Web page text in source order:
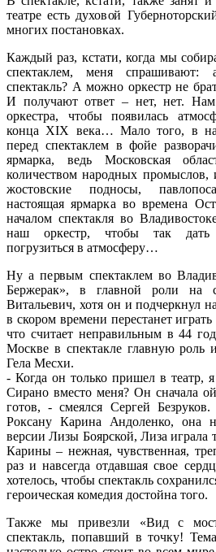
театре есть духовой
многих постановках.
Каждый раз, кстати, когда мы
спектаклем, меня спрашивают:
спектакль? А можно оркестр не
И получают ответ – нет, нет.
оркестра, чтобы появилась
конца XIX века… Мало того, в
перед спектаклем в фойе
ярмарка, ведь Московская
количеством народных промыслов,
жостовские подносы,
настоящая ярмарка во времена
началом спектакля во
наш оркестр, чтобы так дать
погрузиться в атмосферу…
Ну а первым спектаклем во
Бержерак», в главной роли на
Витальевич, хотя он и подчеркнул
в скором времени перестанет
что считает неправильным в 44
Москве в спектакле главную роль
Гела Месхи.
- Когда он только пришел в театр,
Сирано вместо меня? Он сначала
готов, - смеялся Сергей
Роксану Карина Андоленко, она
версии Лизы Боярской, Лиза играла
Карины – нежная, чувственная,
раз и навсегда отдавшая свое
хотелось, чтобы спектакль
героическая комедия достойна того.
Также мы привезли «Вид с
спектакль, попавший в точку!